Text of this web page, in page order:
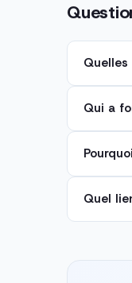
Qui a
Quel